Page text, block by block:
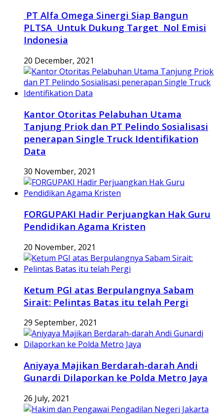
PT Alfa Omega Sinergi Siap Bangun
PLTSA Untuk Dukung Target Nol Emisi
Indonesia
20 December, 2021
Kantor Otoritas Pelabuhan Utama
Tanjung Priok dan PT Pelindo Sosialisasi
penerapan Single Truck Identifikation
Data
30 November, 2021
FORGUPAKI Hadir Perjuangkan Hak Guru
Pendidikan Agama Kristen
20 November, 2021
Ketum PGI atas Berpulangnya Sabam
Sirait: Pelintas Batas itu telah Pergi
29 September, 2021
Aniyaya Majikan Berdarah-darah Andi
Gunardi Dilaporkan ke Polda Metro Jaya
26 July, 2021